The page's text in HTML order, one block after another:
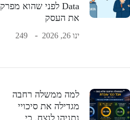
Data לפני שהוא מפרק
את העסק
ינו 26, 2026 249
למה ממשלה רחבה
מגדילה את סיכויי
נתניהו לנצח, כי